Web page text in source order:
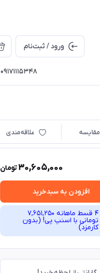
ورود / ثبت‌نام
09171115348
مقایسه علاقه‌مندی
30,605,000تومان
افزودن به سبدخرید
4 قسط ماهانه 7,651,250
تومانی با اسنپ ‌پی! (بدون
کارمزد)